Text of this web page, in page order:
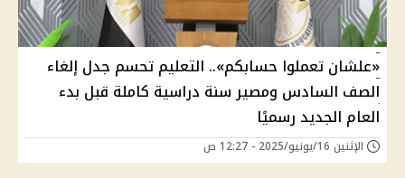
«علشان تعملوا حسابكم».. التعليم تحسم جدل إلغاء
الصف السادس ومصير سنة دراسية كاملة قبل بدء
العام الجديد رسميًا
الإثنين 16/يونيو/2025 - 12:27 ص